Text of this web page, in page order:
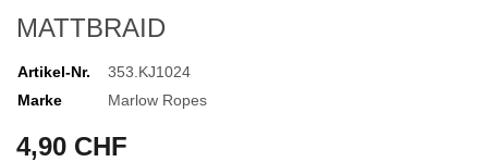
MATTBRAID
Artikel-Nr.
353.KJ1024
Marke
Marlow Ropes
4,90 CHF